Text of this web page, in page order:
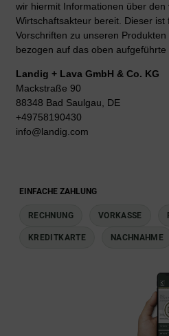
wir hiermit Informationen über den
Wirtschaftsakteur bereit. Dieser ist
Vorschriften zu unseren
bezogen auf das oben
Landig + Lava GmbH & Co. KG
Mackstraße 90
88348 Bad Saulgau, DE
+49758190430
info@landig.com
EINFACHE ZAHLUNG
RECHNUNG VORKASSE
KREDITKARTE NACHNAHME